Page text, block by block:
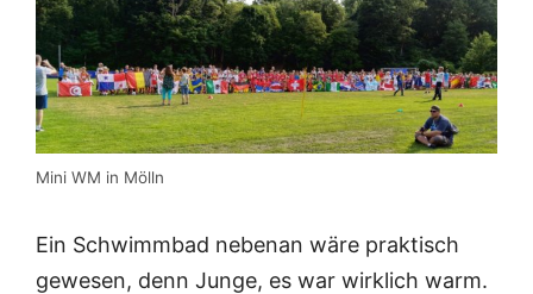
Mini WM in Mölln
Ein Schwimmbad nebenan wäre praktisch
gewesen, denn Junge, es war wirklich warm.